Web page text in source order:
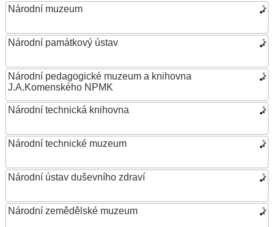
Národní muzeum
Národní památkový ústav
Národní pedagogické muzeum a knihovna
J.A.Komenského NPMK
Národní technická knihovna
Národní technické muzeum
Národní ústav duševního zdraví
Národní zemědělské muzeum